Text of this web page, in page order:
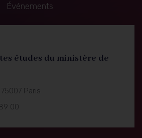
Événements
études du ministère de
Paris
00